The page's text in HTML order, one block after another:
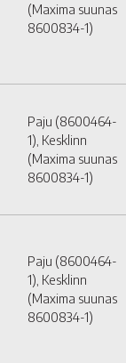
(Maxima suunas
8600834-1)
Paju (8600464-
1), Kesklinn
(Maxima suunas
8600834-1)
Paju (8600464-
1), Kesklinn
(Maxima suunas
8600834-1)